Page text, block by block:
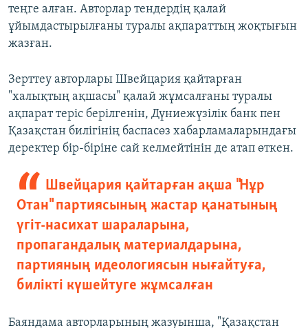
теңге алған. Авторлар тендердің қалай
ұйымдастырылғаны туралы ақпараттың жоқтығын
жазған.
Зерттеу авторлары Швейцария қайтарған
"халықтың ақшасы" қалай жұмсалғаны туралы
ақпарат теріс берілгенін, Дүниежүзілік банк пен
Қазақстан билігінің баспасөз хабарламаларындағы
деректер бір-біріне сай келмейтінін де атап өткен.
Швейцария қайтарған ақша "Нұр
Отан" партиясының жастар қанатының
үгіт-насихат шараларына,
пропагандалық материалдарына,
партияның идеологиясын нығайтуға,
билікті күшейтуге жұмсалған
Баяндама авторларының жазуынша, "Қазақстан